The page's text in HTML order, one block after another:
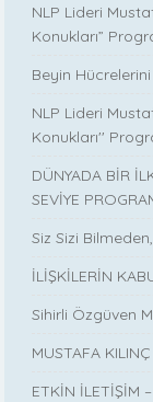
NLP Lideri
Konukları”
Beyin
NLP Lideri
Konukları''
DÜNYADA BİR
SEVİYE
Siz Sizi
İLİŞKİLERİN
Sihirli Özgüven
MUSTAFA
ETKİN İLETİŞİM